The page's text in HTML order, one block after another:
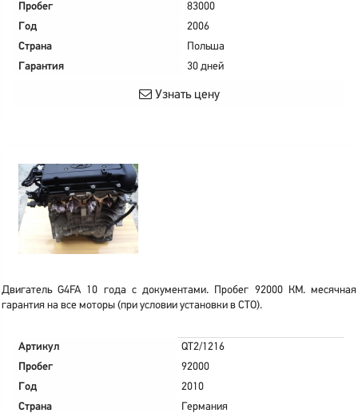
Пробег
83000
Год
2006
Страна
Польша
Гарантия
30 дней
Узнать цену
Двигатель G4FA 10 года с документами. Пробег 92000 КМ. месячная
гарантия на все моторы (при условии установки в СТО).
Артикул
QT2/1216
Пробег
92000
Год
2010
Страна
Германия